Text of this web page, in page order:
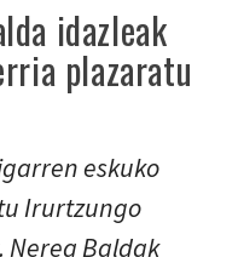
idazleak
plazaratu
eskuko
Irurtzungo
Baldak